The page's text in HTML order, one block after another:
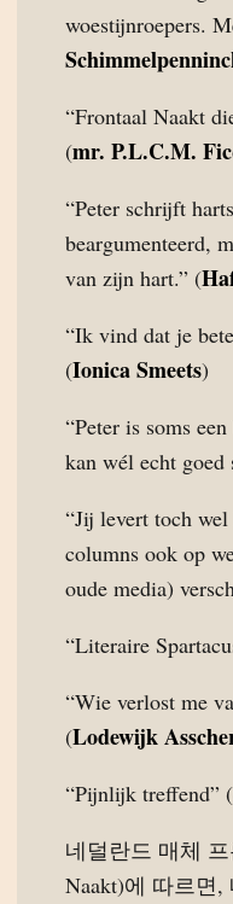
woestijnroepers.
“Frontaal Naakt
(mr. P.L.C.M.
“Peter schrijft
beargumenteerd,
van zijn hart.” (
“Ik vind dat je
(Ionica Smeets)
“Peter is soms
kan wél echt goed
“Jij levert toch
columns ook op
oude media)
“Literaire
“Wie verlost me
(Lodewijk
“Pijnlijk treffend” (
네덜란드 매체
Naakt)에 따르면